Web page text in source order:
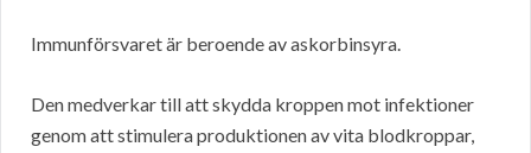
Immunförsvaret är beroende av askorbinsyra.
Den medverkar till att skydda kroppen mot infektioner
genom att stimulera produktionen av vita blodkroppar,